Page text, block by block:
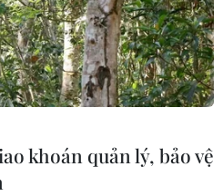
khoán quản lý, bảo vệ